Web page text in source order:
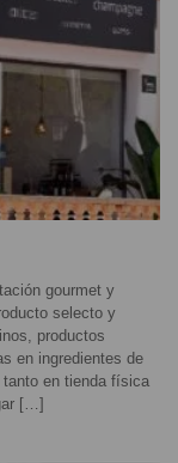
gourmet y
selecto y
productos
en ingredientes de
tanto en tienda física
[…]